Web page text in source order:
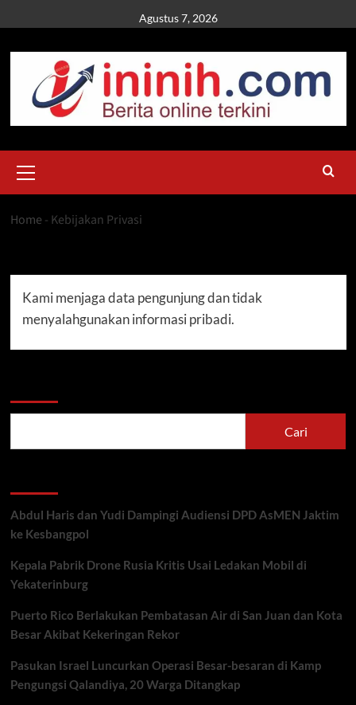
to
content
Agustus 7, 2026
Menu
Home - Kebijakan Privasi
Kami menjaga data pengunjung dan tidak
menyalahgunakan informasi pribadi.
Cari
Abdul Haris dan Yudi Dampingi Audiensi DPD AsMEN Jaktim
ke Kesbangpol
Kepala Pabrik Drone Rusia Kritis Usai Ledakan Mobil di
Yekaterinburg
Puerto Rico Berlakukan Pembatasan Air di San Juan dan Kota
Besar Akibat Kekeringan Rekor
Pasukan Israel Luncurkan Operasi Besar-besaran di Kamp
Pengungsi Qalandiya, 20 Warga Ditangkap